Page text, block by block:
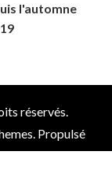
l'automne
réservés.
. Propulsé